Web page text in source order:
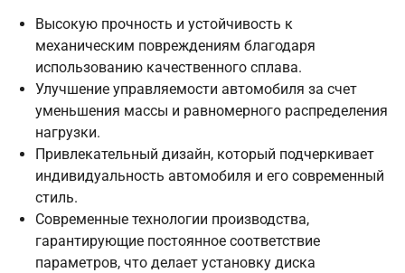
Высокую прочность и устойчивость к
механическим повреждениям благодаря
использованию качественного сплава.
Улучшение управляемости автомобиля за счет
уменьшения массы и равномерного распределения
нагрузки.
Привлекательный дизайн, который подчеркивает
индивидуальность автомобиля и его современный
стиль.
Современные технологии производства,
гарантирующие постоянное соответствие
параметров, что делает установку диска